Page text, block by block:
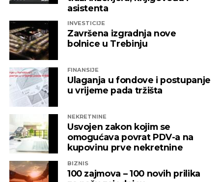
Podsjetimo, 18. juna ove godine američka
uvela je sankcije nizu kompanija koje “čine mrežu
podrške predsjedniku Republike Srpske Miloradu
Dodiku”, a “Infinity International” se našao među
njima, skupa sa firmama “Infinity Media”, “Prointer
ITSS”, “Sirius 2010”, “Kaldera”, “K-2 Audio” u čijem je
vlasništvu Alternativna televizija, “Una World” u
čijem je vlasništvu bila “Una TV”.
Iz “Infinity-ja” su tada saopštili da će bez posla ostati
oko 800 ljudi, a spas su potražili u registrovanju
novih kompanija i promjenama vlasničke strukture,
pretvarajućći dotatašnje rukovodioce u vlasnike.
„Invictus“ su prije mjesec dana osnovali menadžeri
asistenta
INVESTICIJE
Završena izgradnja nove
bolnice u Trebinju
FINANSIJE
Ulaganja u fondove i postupanje
u vrijeme pada tržišta
NEKRETNINE
Usvojen zakon kojim se
omogućava povrat PDV-a na
kupovinu prve nekretnine
BIZNIS
100 zajmova – 100 novih prilika